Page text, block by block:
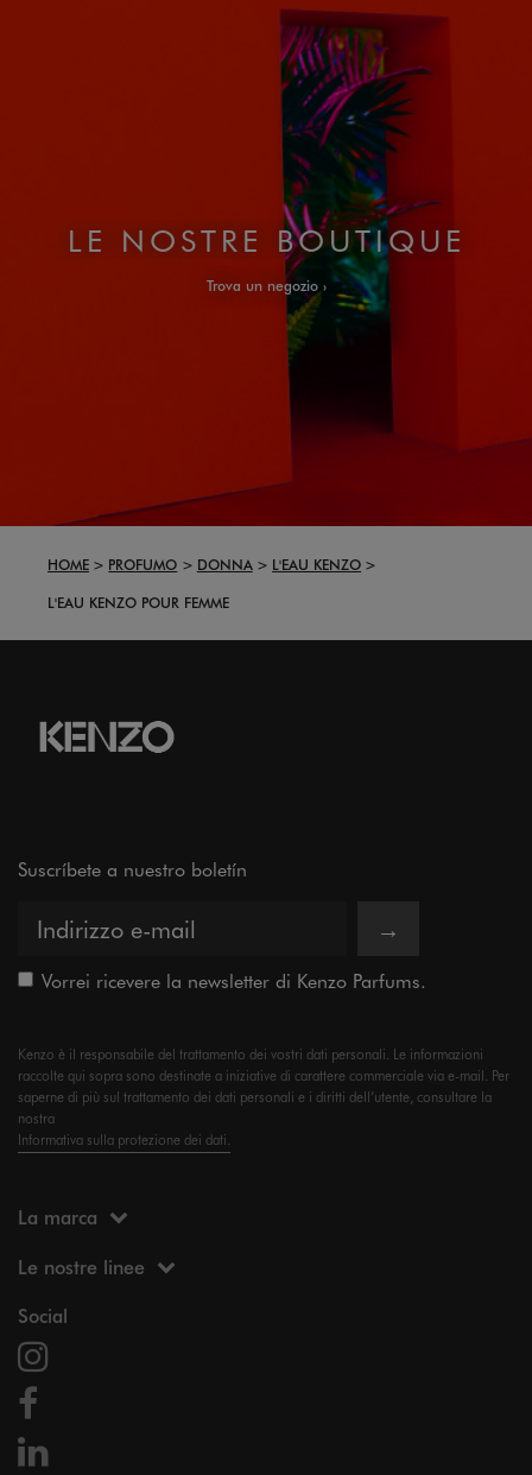
LE NOSTRE BOUTIQUE
Trova un negozio
HOME PROFUMO DONNA
L'EAU KENZO
L'EAU KENZO POUR FEMME
Suscríbete a nuestro boletín
→
Vorrei ricevere la newsletter di Kenzo Parfums.
Kenzo è il responsabile del trattamento dei vostri dati personali. Le informazioni
raccolte qui sopra sono destinate a iniziative di carattere commerciale via e-mail. Per
saperne di più sul trattamento dei dati personali e i diritti dell’utente, consultare la
nostra
Informativa sulla protezione dei dati.
La marca
Le nostre linee
Social